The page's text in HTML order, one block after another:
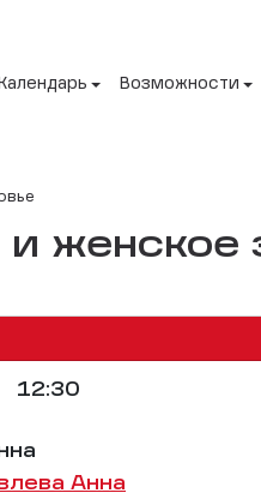
Календарь Возможности
женское
12:30
Анна